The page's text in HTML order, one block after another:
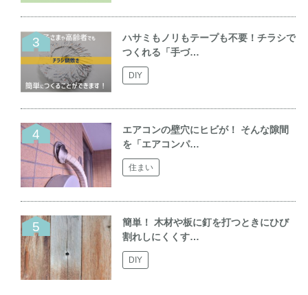
ハサミもノリもテープも不要！チラシで
つくれる「手づ…
DIY
エアコンの壁穴にヒビが！ そんな隙間
を「エアコンパ…
住まい
簡単！ 木材や板に釘を打つときにひび
割れしにくくす…
DIY